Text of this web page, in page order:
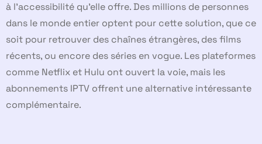
à l’accessibilité qu’elle offre. Des millions de personnes
dans le monde entier optent pour cette solution, que ce
soit pour retrouver des chaînes étrangères, des films
récents, ou encore des séries en vogue. Les plateformes
comme Netflix et Hulu ont ouvert la voie, mais les
abonnements IPTV offrent une alternative intéressante
complémentaire.